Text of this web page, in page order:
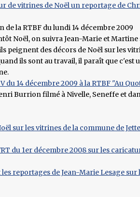
de vitrines de Noël un reportage de
de la RTBF du lundi 14 décembre 2009
Noël, on suivra Jean-Marie et
peignent des décors de Noël sur les
ils sont au travail, il paraît que c'est
du 14 décembre 2009 à la RTBF "Au
Burrion filmé à Nivelle, Seneffe et
sur les vitrines de la commune de Jette
du 1er décembre 2008 sur les
les reportages de Jean-Marie Lesage